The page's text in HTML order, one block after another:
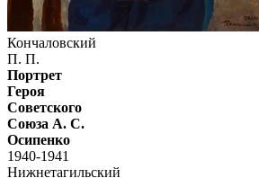
Кончаловский
П. П.
Портрет
Героя
Советского
Союза А. С.
Осипенко
1940-1941
Нижнетагильский